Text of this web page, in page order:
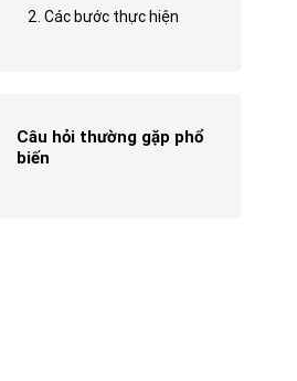
2. Các bước thực hiện
Câu hỏi thường gặp phổ
biến